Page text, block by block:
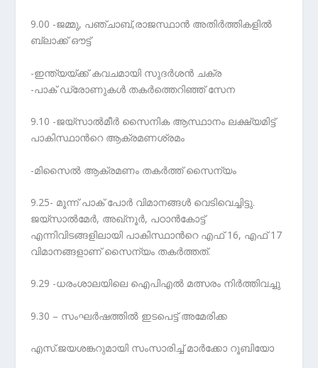
9.00 -ജമ്മു, പഞ്ചാബ്,രാജസ്ഥാൻ അതിർത്തികളിൽ
ബ്ലാക്ക് ഔട്ട്
-ഇന്ത്യയ്ക്ക് കവചമായി സുദർശൻ ചക്ര
-പാക് ഡ്രോണുകൾ തകർത്തെറിഞ്ഞ് സേന
9.10 -ജയ്‌സാൽമീർ സൈനിക ആസ്ഥാനം ലക്ഷ്യമിട്ട്
പാകിസ്ഥാന്‍റെ ആക്രമണശ്രമം
-മിസൈൽ ആക്രമണം തകർത്ത് സൈന്യം
9.25- മൂന്ന് പാക് പോർ വിമാനങ്ങൾ വെടിവെച്ചിട്ടു.
ജയ്സാൽമേർ, അഖ്നൂർ, പഠാൻകോട്ട്
എന്നിവിടങ്ങളിലായി പാകിസ്ഥാന്‍റെ എഫ് 16, എഫ് 17
വിമാനങ്ങളാണ് സൈന്യം തകർത്തത്.
9.29 -ധരംശാലയിലെ ഐപിഎൽ മത്സരം നിർത്തിവച്ചു
9.30 – സംഘർഷത്തിൽ ഇടപെട്ട് അമേരിക്ക
എസ്.ജയശങ്കറുമായി സംസാരിച്ച് മാർക്കോ റൂബിയോ